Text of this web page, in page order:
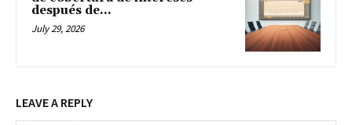
después de...
July 29, 2026
LEAVE A REPLY